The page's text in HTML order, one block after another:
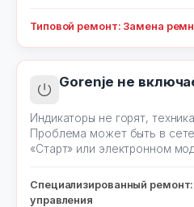
Типовой ремонт: Замена
Gorenje не
Индикаторы не горят,
Проблема может быть в
«Старт» или электронном
Специализированный
управления